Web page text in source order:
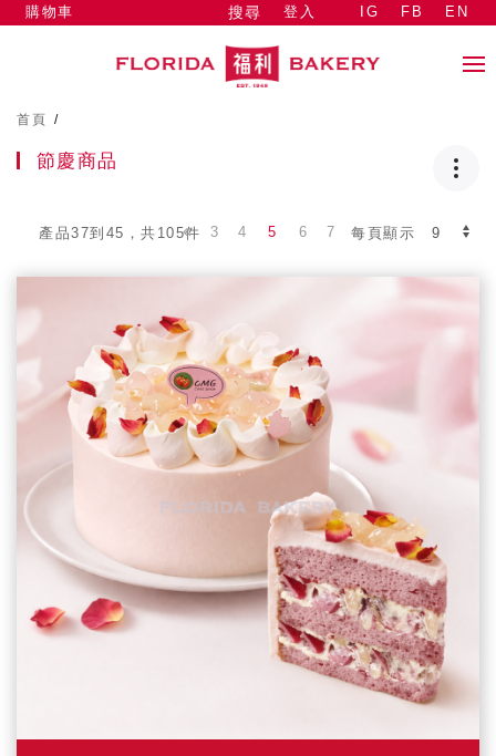
搜尋 登入
購物車 IG FB EN
首頁 /
節慶商品
產品37到45，共105件 每頁顯示
3 4 5 6 7